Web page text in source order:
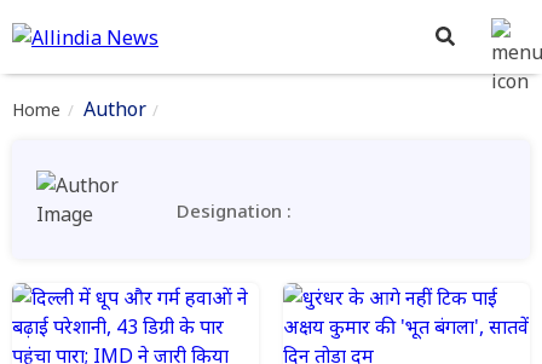
Home Author
Designation :